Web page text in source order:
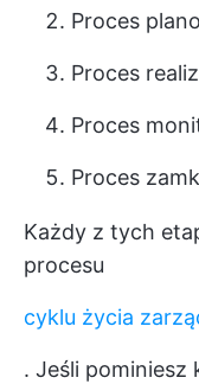
Proces
Proces
Proces
Proces
Każdy z tych
procesu
cyklu życia
. Jeśli